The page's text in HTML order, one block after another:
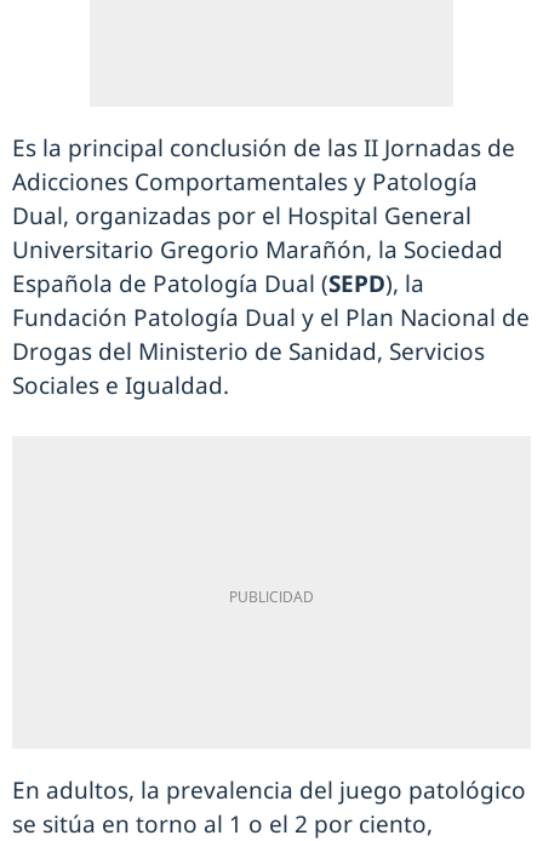
Es la principal conclusión de las II Jornadas de
Adicciones Comportamentales y Patología
Dual, organizadas por el Hospital General
Universitario Gregorio Marañón, la Sociedad
Española de Patología Dual (SEPD), la
Fundación Patología Dual y el Plan Nacional de
Drogas del Ministerio de Sanidad, Servicios
Sociales e Igualdad.
En adultos, la prevalencia del juego patológico
se sitúa en torno al 1 o el 2 por ciento,